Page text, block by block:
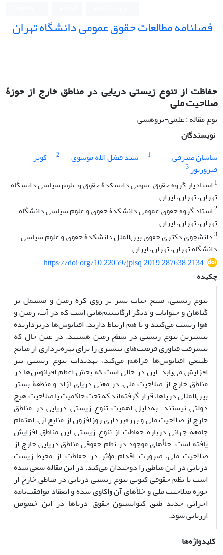
فصلنامه مطالعات حقوق عمومی دانشگاه تهران
حفاظت از تنوع زیستی دریایی در مناطق خارج از حوزۀ
صلاحیت ملی
نوع مقاله : علمی-پژوهشی
نویسندگان
ساسان صیرفی
1 سید فضل الله موسوی 2
کوثر
فیروزپور3
1 استادیار گروه حقوق عمومی‌ دانشکدۀ حقوق و علوم سیاسی دانشگاه
تهران، تهران، ایران
2استاد گروه حقوق عمومی ‌دانشکدۀ حقوق و علوم سیاسی دانشگاه
تهران، تهران، ایران
3دانشجوی دکتری حقوق بین‌الملل دانشکدۀ حقوق و علوم سیاسی
دانشگاه تهران، تهران، ایران
https://doi.org/10.22059/jplsq.2019.287638.2134
چکیده
تنوع زیستی، منبع حیات بشر بر روی کرة زمین و مشتمل بر
گیاهان و حیوانات و دیگر ارگانیسم‌هایی است که در آب، زمین و
هوا زیست می‌کنند و با هم ارتباط دارند. اقیانوس‌ها دربردارندة
بیشترین تنوع زیستی در سطح زمین هستند. در عین حال که
پیشرفت فناوری فرصت‌های بیشتری را برای بهره‌برداری از منابع
طبیعی اقیانوس‌ها فراهم می‌کند، تهدیدات تنوع زیستی نیز
افزایش می‌یابد. این در حالی است که بخش اعظم اقیانوس‌ها در
مناطق خارج از صلاحیت ملی، در معنی دریای آزاد و منطقۀ بستر
بین‌المللی دریاها، قرار گرفته‌اند که تحت حاکمیت یا صلاحیت هیچ
دولتی نیستند. به‌دلیل اهمیت تنوع زیستی دریایی در مناطق
خارج از صلاحیت ملی و بهره‌برداری روزافزون از منابع آن، اهتمام
جامعۀ جهانی دربارۀ حفاظت از تنوع زیستی این مناطق افزایش
یافته است. خلأهای موجود در نظام حقوقی مناطق دریایی خارج از
صلاحیت ملی، ضرورت اقدام مؤثر در حفاظت از محیط زیست
دریایی در این مناطق را دوچندان می‌کند. در این مقاله سعی شده
است تا نظم حقوقی کنونی تنوع زیستی دریایی در مناطق خارج از
حوزة صلاحیت ملی و خلأهای آن واکاوی شده و انعقاد موافقت‌نامة
اجرایی جدید طبق کنوانسیون حقوق دریاها در این خصوص
ارزیابی شود.
کلیدواژه‌ها